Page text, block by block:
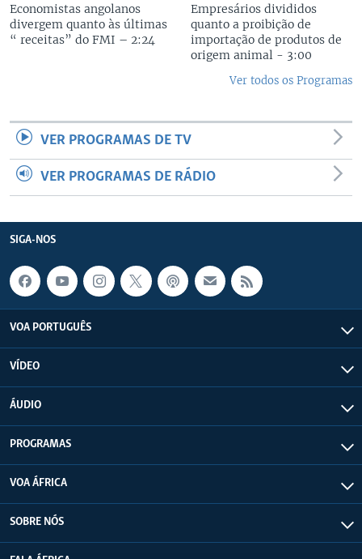
Economistas angolanos
divergem quanto às últimas
“ receitas” do FMI – 2:24
Empresários divididos
quanto a proibição de
importação de produtos de
origem animal - 3:00
Ver todos os Programas
VER PROGRAMAS DE TV
VER PROGRAMAS DE RÁDIO
SIGA-NOS
VOA PORTUGUÊS
VÍDEO
ÁUDIO
PROGRAMAS
VOA ÁFRICA
SOBRE NÓS